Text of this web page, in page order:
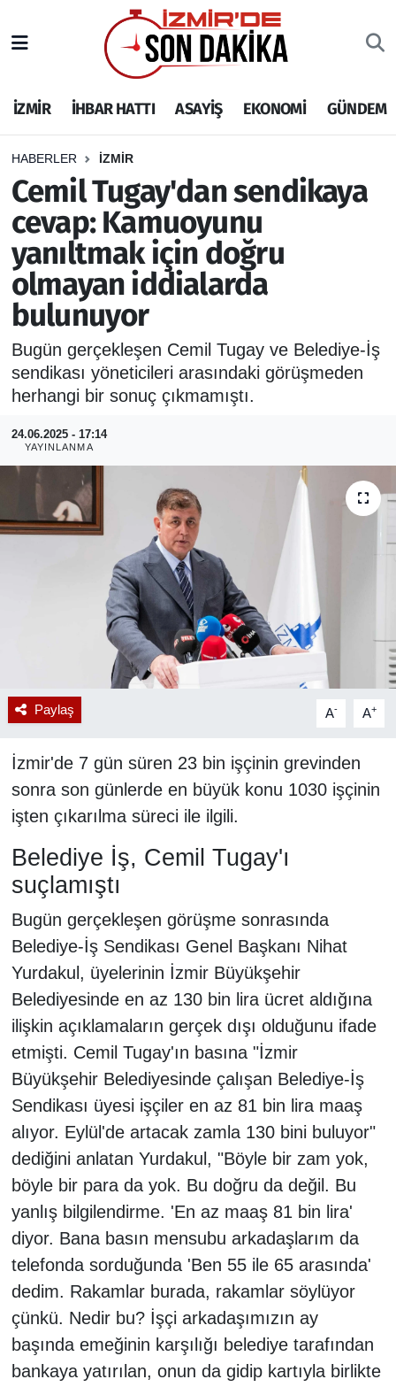
İZMİR İHBAR HATTI ASAYİŞ EKONOMİ GÜNDEM
HABERLER İZMİR
Cemil Tugay'dan sendikaya
cevap: Kamuoyunu
yanıltmak için doğru
olmayan iddialarda
bulunuyor
Bugün gerçekleşen Cemil Tugay ve Belediye-İş
sendikası yöneticileri arasındaki görüşmeden
herhangi bir sonuç çıkmamıştı.
24.06.2025 - 17:14
YAYINLANMA
Paylaş A- A+
İzmir'de 7 gün süren 23 bin işçinin grevinden
sonra son günlerde en büyük konu 1030 işçinin
işten çıkarılma süreci ile ilgili.
Belediye İş, Cemil Tugay'ı
suçlamıştı
Bugün gerçekleşen görüşme sonrasında
Belediye-İş Sendikası Genel Başkanı Nihat
Yurdakul, üyelerinin İzmir Büyükşehir
Belediyesinde en az 130 bin lira ücret aldığına
ilişkin açıklamaların gerçek dışı olduğunu ifade
etmişti. Cemil Tugay'ın basına "İzmir
Büyükşehir Belediyesinde çalışan Belediye-İş
Sendikası üyesi işçiler en az 81 bin lira maaş
alıyor. Eylül'de artacak zamla 130 bini buluyor"
dediğini anlatan Yurdakul, "Böyle bir zam yok,
böyle bir para da yok. Bu doğru da değil. Bu
yanlış bilgilendirme. 'En az maaş 81 bin lira'
diyor. Bana basın mensubu arkadaşlarım da
telefonda sorduğunda 'Ben 55 ile 65 arasında'
dedim. Rakamlar burada, rakamlar söylüyor
çünkü. Nedir bu? İşçi arkadaşımızın ay
başında emeğinin karşılığı belediye tarafından
bankaya yatırılan, onun da gidip kartıyla birlikte
İHBAR HATTI
DEPREM
GENEL
EKONOMİ
SİYASET
ASAYİŞ
RESMİ REKLAM
İzmir Nöbetçi Eczaneler
İzmir Hava Durumu
İzmir Namaz Vakitleri
İzmir Trafik Yoğunluk Haritası
Puan Durumu ve Fikstür
Tüm Manşetler
Son Dakika Haberleri
Haber Arşivi